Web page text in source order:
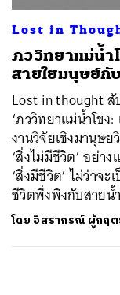
Lost in
ภววิทยาแม่น้ำ
สายใยมนุษย์กั
Lost in thought
‘ภววิทยาแม่น้ำโขง
งานวิจัยเชิงมานุษ
‘สิ่งไม่มีชีวิต’ อย่า
‘สิ่งมีชีวิต’ ไม่ว่าจ
ชีวิตพึ่งพิงกับสายน้ำ
โดย อิสรากรณ์ ผู้กฤต
SHARE